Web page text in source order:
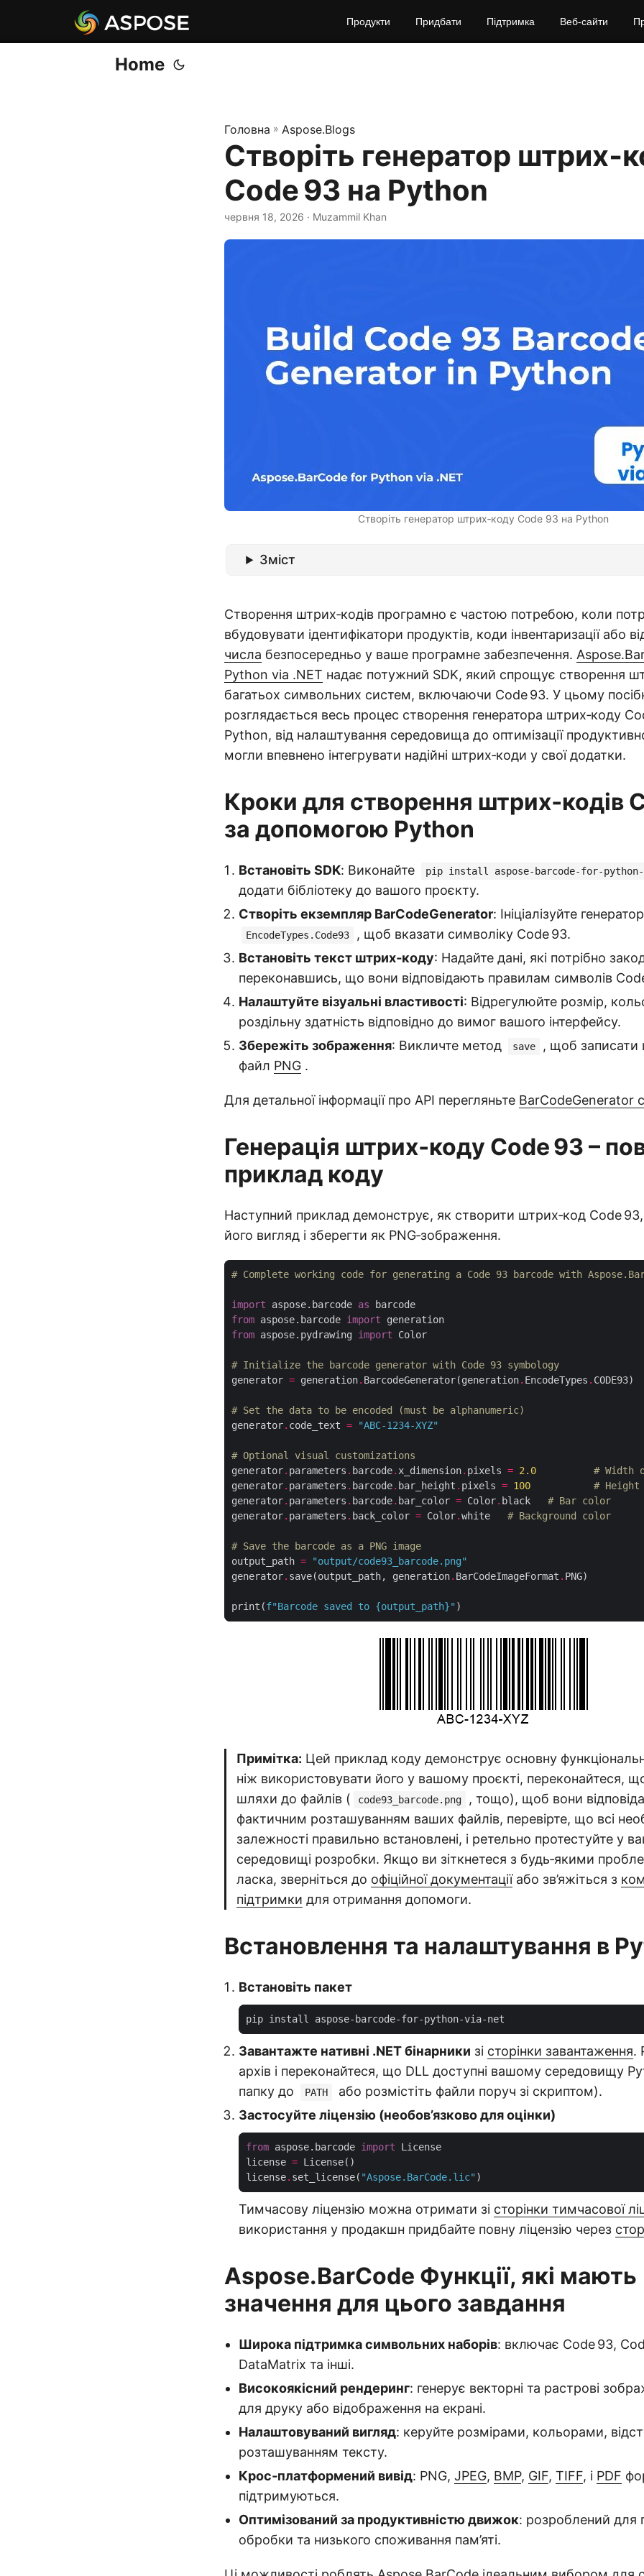
Продукти Придбати Підтримка Веб‑сайти
Home
Головна » Aspose.Blogs
Створіть генератор
Code 93 на Python
червня 18, 2026 · Muzammil Khan
Створіть генератор штрих‑коду Code 93 на Python
Зміст
Створення штрих‑кодів програмно є частою потребою, коли
вбудовувати ідентифікатори продуктів, коди інвентаризації або
числа безпосередньо у ваше програмне забезпечення.
Python via .NET надає потужний SDK, який спрощує створення
багатьох символьних систем, включаючи Code 93. У цьому
розглядається весь процес створення генератора штрих‑коду
Python, від налаштування середовища до оптимізації
могли впевнено інтегрувати надійні штрих‑коди у свої додатки.
Кроки для створення штрих‑кодів
за допомогою Python
Встановіть SDK: Виконайте pip install aspose-barcode-for-
додати бібліотеку до вашого проєкту.
Створіть екземпляр BarCodeGenerator: Ініціалізуйте
EncodeTypes.Code93
, щоб вказати символіку Code 93.
Встановіть текст штрих‑коду: Надайте дані, які потрібно
переконавшись, що вони відповідають правилам символів
Налаштуйте візуальні властивості: Відрегулюйте розмір,
роздільну здатність відповідно до вимог вашого інтерфейсу.
Збережіть зображення: Викличте метод save
, щоб записати
файл PNG .
Для детальної інформації про API перегляньте BarCodeGenerator
Генерація штрих‑коду Code 93 –
приклад коду
Наступний приклад демонструє, як створити штрих‑код Code
його вигляд і зберегти як PNG‑зображення.
# Complete working code for generating a Code 93 barcode with
import aspose.barcode as
from aspose.barcode import
from aspose.pydrawing import
# Initialize the barcode generator with Code 93 symbology
generator = generation. BarcodeGenerator(generation. EncodeTypes .
# Set the data to be encoded (must be alphanumeric)
generator. code_text = "ABC-1234-XYZ"
# Optional visual customizations
generator. parameters . barcode.x_dimension. pixels = 2.0
# Width
generator. parameters . barcode. bar_height . pixels = 100
#
generator. parameters . barcode. bar_color = Color. black # Bar color
generator. parameters . back_color = Color.white # Background color
# Save the barcode as a PNG image
output_path =
"output/code93_barcode.png"
generator. save(output_path, generation. BarCodeImageFormat .
print(f"Barcode saved to {output_path}"
Примітка: Цей приклад коду демонструє основну
ніж використовувати його у вашому проєкті, переконайтеся,
шляхи до файлів (
code93_barcode.png
, тощо), щоб вони
фактичним розташуванням ваших файлів, перевірте, що всі
залежності правильно встановлені, і ретельно протестуйте у
середовищі розробки. Якщо ви зіткнетеся з будь‑якими
ласка, зверніться до офіційної документаціїабо зв’яжіться з
підтримки для отримання допомоги.
Встановлення та налаштування в
Встановіть пакет
Завантажте нативні .NET бінарники зі сторінки завантаження.
архів і переконайтеся, що DLL доступні вашому середовищу
папку до
PATH
або розмістіть файли поруч зі скриптом).
Застосуйте ліцензію (необов’язково для оцінки)
from aspose.barcode import
license =
license. set_license( "Aspose.BarCode.lic"
Тимчасову ліцензію можна отримати зі сторінки тимчасової
використання у продакшн придбайте повну ліцензію через
Aspose.BarCode Функції, які мають
значення для цього завдання
Широка підтримка символьних наборів: включає Code 93,
DataMatrix та інші.
Високоякісний рендеринг: генерує векторні та растрові
для друку або відображення на екрані.
Налаштовуваний вигляд: керуйте розмірами, кольорами,
розташуванням тексту.
Крос‑платформений вивід: PNG, JPEG, BMP, GIF, TIFF, і PDF
підтримуються.
Оптимізований за продуктивністю движок: розроблений для
обробки та низького споживання пам’яті.